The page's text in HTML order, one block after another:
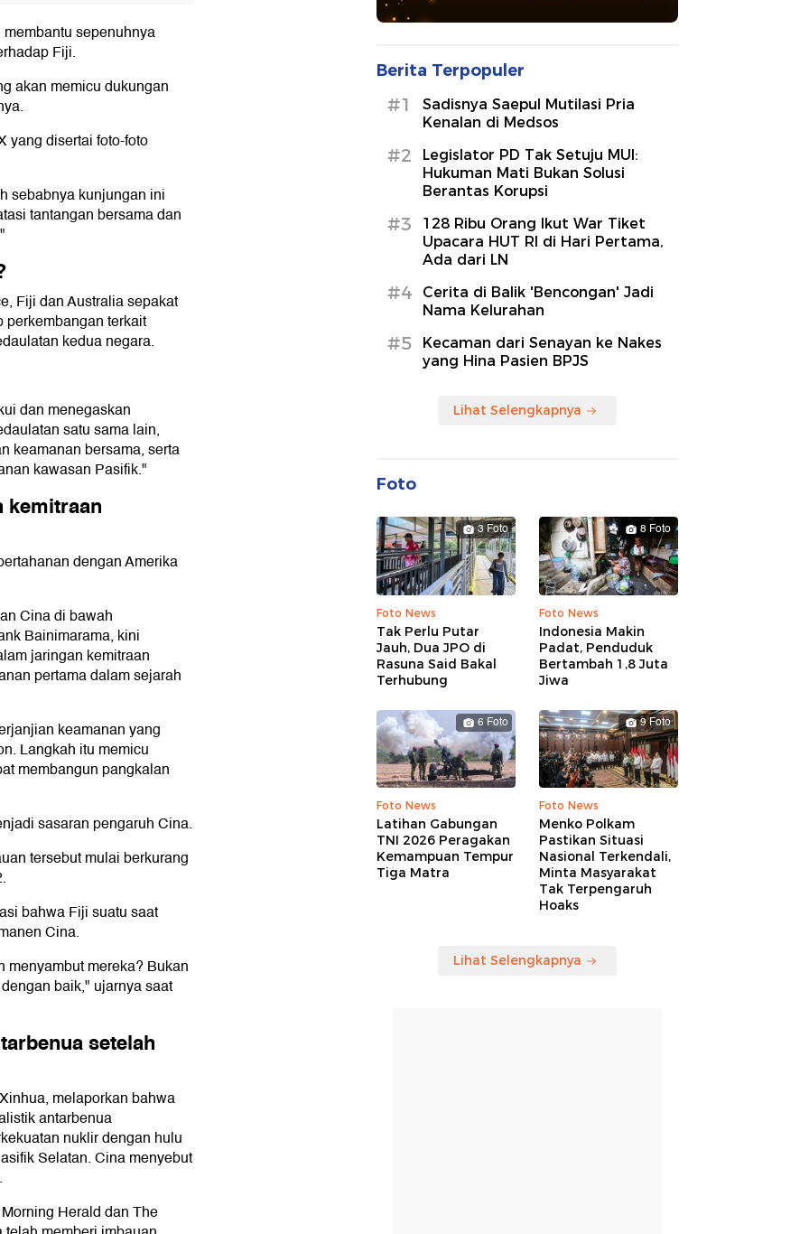
sepenuhnya
Fiji.
akan memicu dukungan
yang disertai foto-foto
sebabnya kunjungan ini
tantangan bersama dan
Fiji dan Australia sepakat
terkait
kedua negara.
dan menegaskan
satu sama lain,
keamanan bersama, serta
kawasan Pasifik."
kemitraan
dengan Amerika
Cina di bawah
Bainimarama, kini
jaringan kemitraan
pertama dalam sejarah
keamanan yang
Langkah itu memicu
membangun pangkalan
sasaran pengaruh Cina.
tersebut mulai berkurang
bahwa Fiji suatu saat
Cina.
mereka? Bukan
baik," ujarnya saat
setelah
melaporkan bahwa
antarbenua
nuklir dengan hulu
Selatan. Cina menyebut
Herald dan The
Berita Terpopuler
#1
Sadisnya Saepul Mutilasi Pria
Kenalan di Medsos
#2
Legislator PD Tak Setuju MUI:
Hukuman Mati Bukan Solusi
Berantas Korupsi
#3
128 Ribu Orang Ikut War Tiket
Upacara HUT RI di Hari Pertama,
Ada dari LN
#4
Cerita di Balik 'Bencongan' Jadi
Nama Kelurahan
#5
Kecaman dari Senayan ke Nakes
yang Hina Pasien BPJS
Lihat Selengkapnya
Foto
3 Foto
Foto News
Tak Perlu Putar
Jauh, Dua JPO di
Rasuna Said Bakal
Terhubung
8 Foto
Foto News
Indonesia Makin
Padat, Penduduk
Bertambah 1,8 Juta
Jiwa
6 Foto
Foto News
Latihan Gabungan
TNI 2026 Peragakan
Kemampuan Tempur
Tiga Matra
9 Foto
Foto News
Menko Polkam
Pastikan Situasi
Nasional Terkendali,
Minta Masyarakat
Tak Terpengaruh
Hoaks
Lihat Selengkapnya